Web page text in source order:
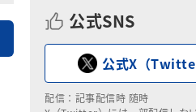
公式SNS
公式X（
配信：記事配信時 随時